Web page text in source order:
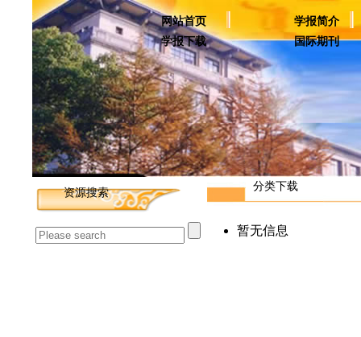
网站首页
学报简介
学报下载
国际期刊
资源搜索
暂无信息
分类下载